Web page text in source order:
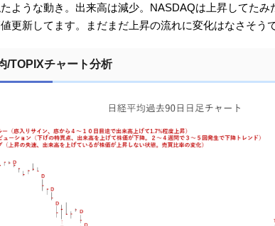
ような動き。出来高は減少。NASDAQは上昇してたみ
更新してます。まだまだ上昇の流れに変化はなさそうで
/TOPIXチャート分析